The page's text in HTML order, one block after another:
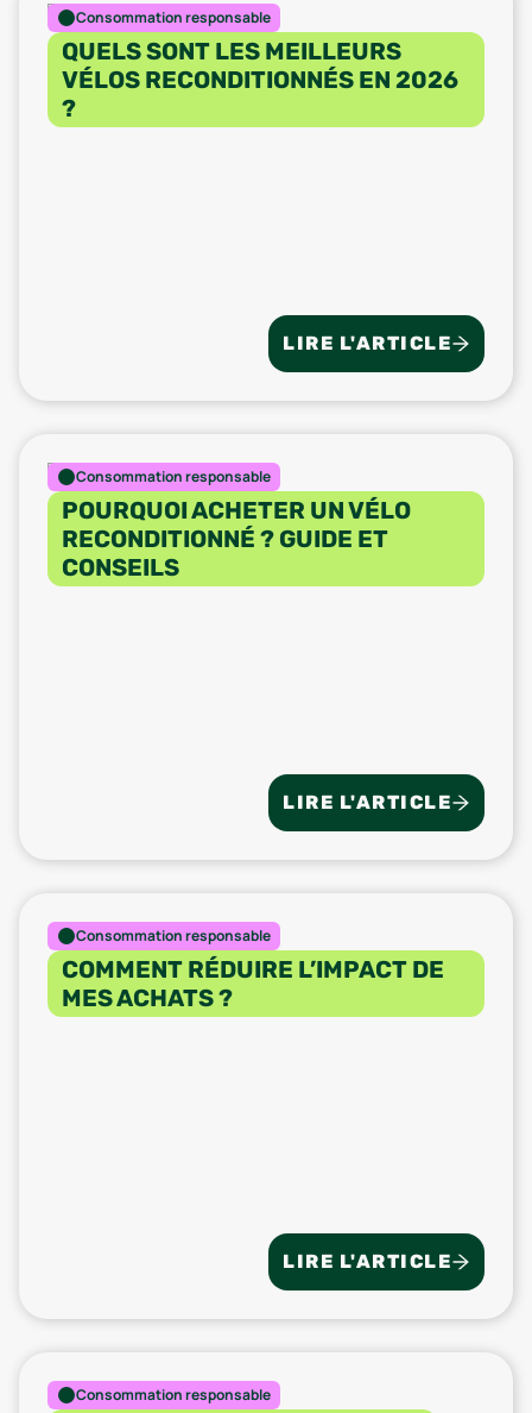
Consommation responsable
QUELS SONT LES MEILLEURS
VÉLOS RECONDITIONNÉS EN 2026
?
LIRE L'ARTICLE
Consommation responsable
POURQUOI ACHETER UN VÉLO
RECONDITIONNÉ ? GUIDE ET
CONSEILS
LIRE L'ARTICLE
Consommation responsable
COMMENT RÉDUIRE L’IMPACT DE
MES ACHATS ?
LIRE L'ARTICLE
Consommation responsable